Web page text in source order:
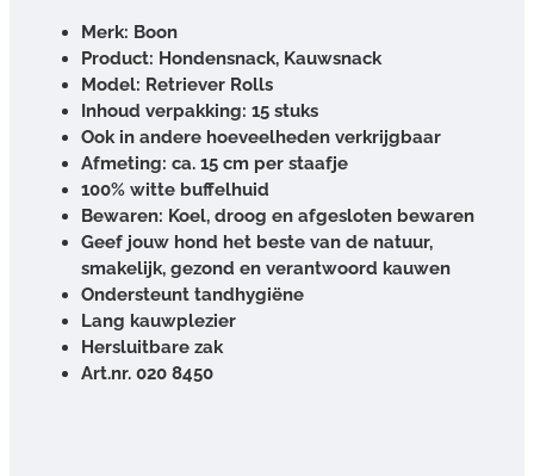
Merk: Boon
Product: Hondensnack, Kauwsnack
Model: Retriever Rolls
Inhoud verpakking: 15 stuks
Ook in andere hoeveelheden verkrijgbaar
Afmeting: ca. 15 cm per staafje
100% witte buffelhuid
Bewaren: Koel, droog en afgesloten bewaren
Geef jouw hond het beste van de natuur,
smakelijk, gezond en verantwoord kauwen
Ondersteunt tandhygiëne
Lang kauwplezier
Hersluitbare zak
Art.nr. 020 8450